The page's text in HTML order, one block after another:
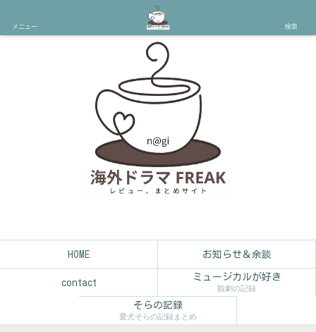
HOME お知らせ＆余談
contact
ミュージカルが好き
観劇の記録
そらの記録
愛犬そらの記録まとめ
メニュー 検索